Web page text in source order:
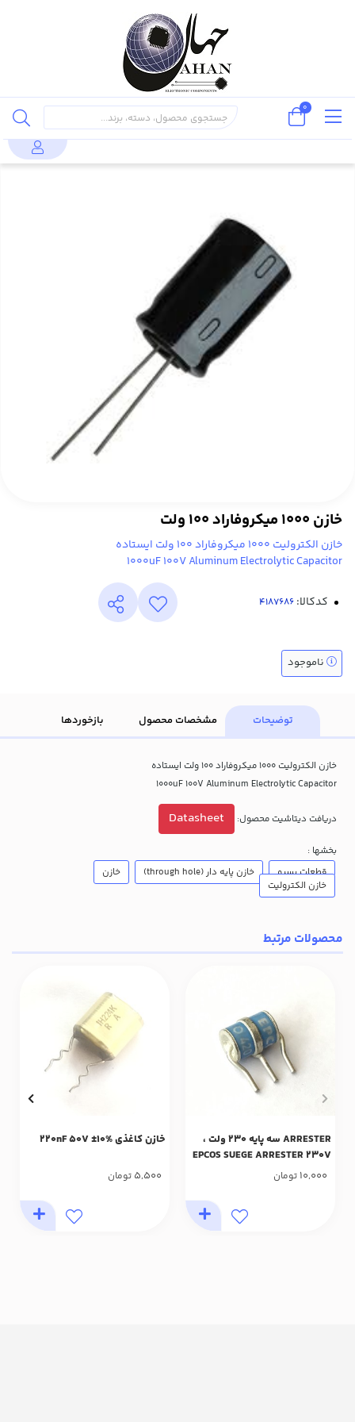
محصولات قطعات پسیو خازن خازن 1000 میکروفاراد 100 ولت
خازن 1000 میکروفاراد 100 ولت
خازن الکترولیت 1000 میکروفاراد 100 ولت ایستاده
1000uF 100V Aluminum Electrolytic Capacitor
کدکالا:
ناموجود
توضیحات مشخصات محصول بازخوردها
خازن الکترولیت 1000 میکروفاراد 100 ولت ایستاده
1000uF 100V Aluminum Electrolytic Capacitor
دریافت دیتاشیت محصول: Datasheet
بخشها :
قطعات پسیو
خازن پایه دار (through hole)
خازن
خازن الکترولیت
محصولات مرتبط
ARRESTER سه پایه 230 ولت ،
EPCOS SUEGE ARRESTER 230V
3PIN
10,000 تومان
خازن کاغذی 220nF 50V ±10%
5,500 تومان
0